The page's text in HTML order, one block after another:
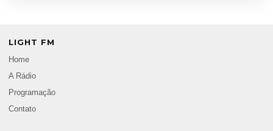
LIGHT FM
Home
A Rádio
Programação
Contato